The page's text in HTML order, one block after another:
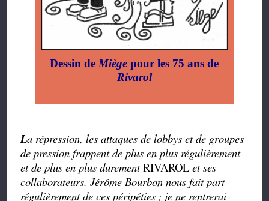
Dessin de Miège pour les 75 ans de
Rivarol
La répression, les attaques de lobbys et de groupes
de pression frappent de plus en plus régulièrement
et de plus en plus durementRIVAROLet ses
collaborateurs. Jérôme Bourbon nous fait part
régulièrement de ces péripéties ; je ne rentrerai